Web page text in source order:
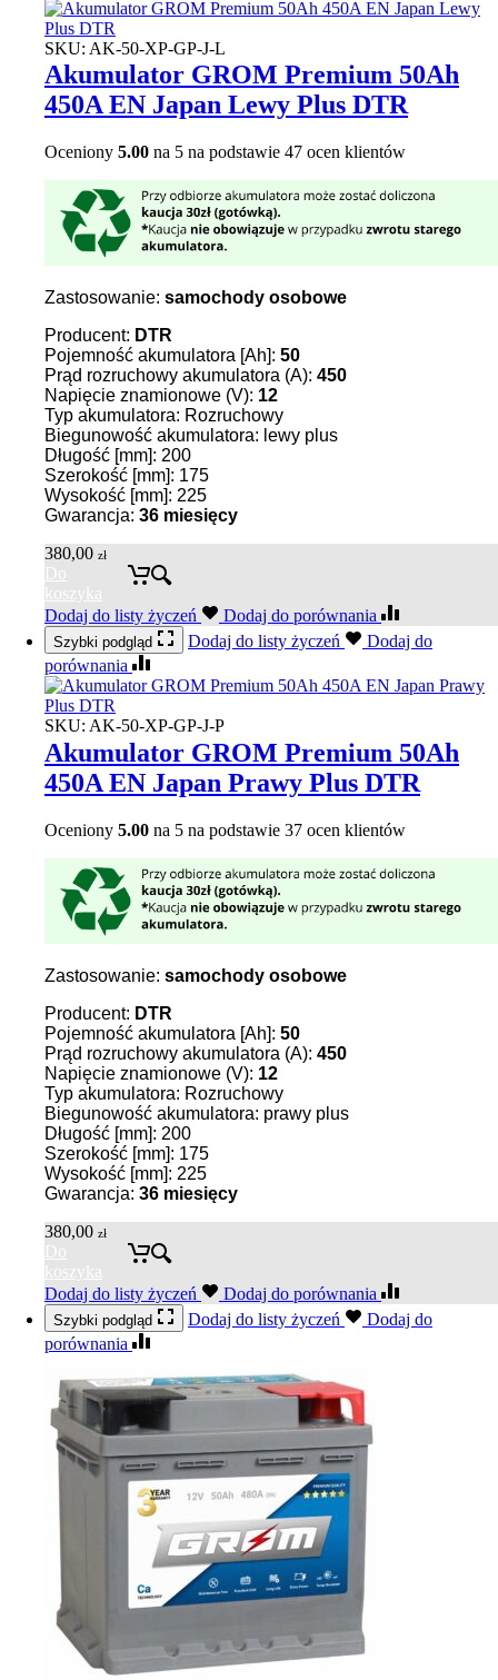
SKU: AK-50-XP-GP-J-L
Akumulator GROM Premium 50Ah
450A EN Japan Lewy Plus DTR
Oceniony 5.00 na 5 na podstawie 47 ocen klientów
Zastosowanie: samochody osobowe
Producent: DTR
Pojemność akumulatora [Ah]: 50
Prąd rozruchowy akumulatora (A): 450
Napięcie znamionowe (V): 12
Typ akumulatora: Rozruchowy
Biegunowość akumulatora: lewy plus
Długość [mm]: 200
Szerokość [mm]: 175
Wysokość [mm]: 225
Gwarancja: 36 miesięcy
380,00 zł
Do
koszyka
Dodaj do listy życzeń
Dodaj do porównania
Szybki podgląd Dodaj do listy życzeń
Dodaj do
porównania
SKU: AK-50-XP-GP-J-P
Akumulator GROM Premium 50Ah
450A EN Japan Prawy Plus DTR
Oceniony 5.00 na 5 na podstawie 37 ocen klientów
Zastosowanie: samochody osobowe
Producent: DTR
Pojemność akumulatora [Ah]: 50
Prąd rozruchowy akumulatora (A): 450
Napięcie znamionowe (V): 12
Typ akumulatora: Rozruchowy
Biegunowość akumulatora: prawy plus
Długość [mm]: 200
Szerokość [mm]: 175
Wysokość [mm]: 225
Gwarancja: 36 miesięcy
380,00 zł
Do
koszyka
Dodaj do listy życzeń
Dodaj do porównania
Szybki podgląd Dodaj do listy życzeń
Dodaj do
porównania